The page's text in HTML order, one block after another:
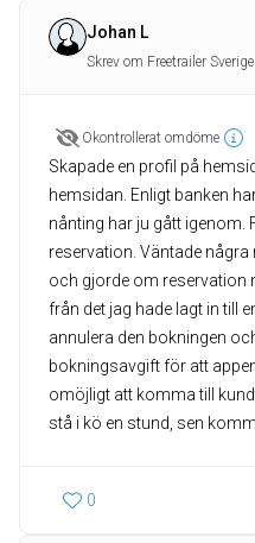
Johan L
Skrev om Freetrailer
Okontrollerat omdöme
Skapade en profil på
hemsidan. Enligt banken
nånting har ju gått igenom.
reservation. Väntade
och gjorde om reservation
från det jag hade lagt in till
annulera den bokningen
bokningsavgift för att
omöjligt att komma till
stå i kö en stund, sen
0